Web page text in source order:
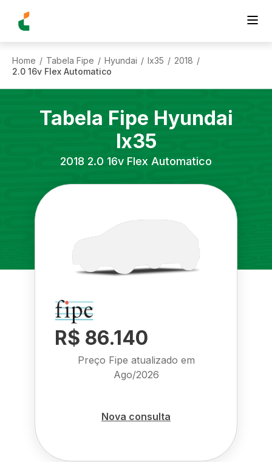
Home / Tabela Fipe / Hyundai / Ix35 / 2018 /
2.0 16v Flex Automatico
Tabela Fipe Hyundai
Ix35
2018 2.0 16v Flex Automatico
R$ 86.140
Preço Fipe atualizado em
Ago/2026
Nova consulta